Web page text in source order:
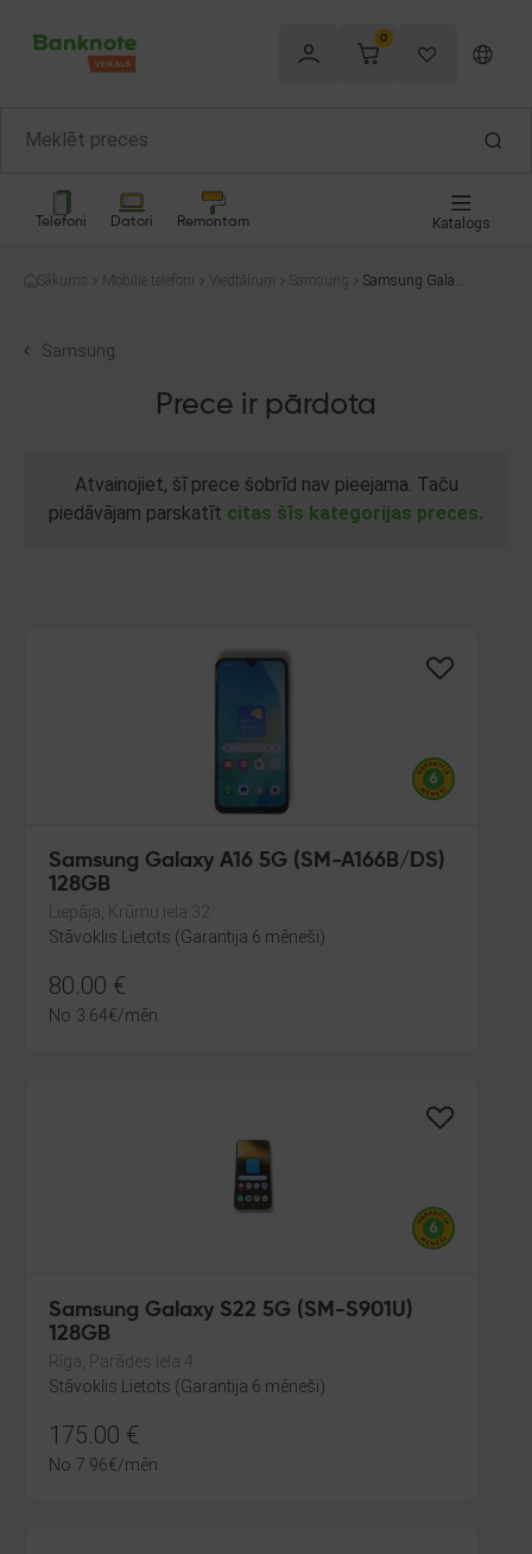
0
Telefoni Datori Remontam Katalogs
Sākums Mobilie telefoni Viedtālruņi Samsung
Samsung Galaxy
Samsung
Prece ir pārdota
Atvainojiet, šī prece šobrīd nav pieejama. Taču
piedāvājam parskatīt citas šīs kategorijas preces.
Samsung Galaxy A16 5G (SM-A166B/DS)
128GB
Liepāja, Krūmu iela 32
Stāvoklis Lietots (Garantija 6 mēneši)
80.00 €
No 3.64€/mēn.
Samsung Galaxy S22 5G (SM-S901U)
128GB
Rīga, Parādes iela 4
Stāvoklis Lietots (Garantija 6 mēneši)
175.00 €
No 7.96€/mēn.